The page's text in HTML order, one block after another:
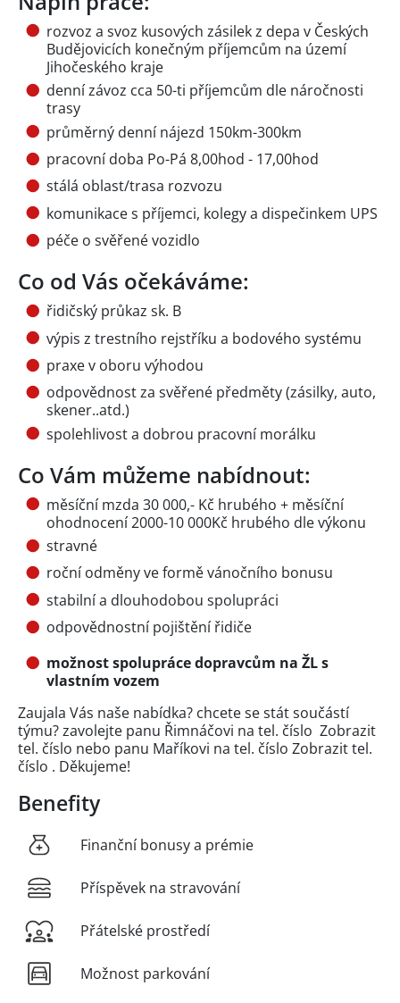
rozvoz a svoz kusových zásilek z depa v Českých
Budějovicích konečným příjemcům na území
Jihočeského kraje
denní závoz cca 50-ti příjemcům dle náročnosti
trasy
průměrný denní nájezd 150km-300km
pracovní doba Po-Pá 8,00hod - 17,00hod
stálá oblast/trasa rozvozu
komunikace s příjemci, kolegy a dispečinkem UPS
péče o svěřené vozidlo
Co od Vás očekáváme:
řidičský průkaz sk. B
výpis z trestního rejstříku a bodového systému
praxe v oboru výhodou
odpovědnost za svěřené předměty (zásilky, auto,
skener..atd.)
spolehlivost a dobrou pracovní morálku
Co Vám můžeme nabídnout:
měsíční mzda 30 000,- Kč hrubého + měsíční
ohodnocení 2000-10 000Kč hrubého dle výkonu
stravné
roční odměny ve formě vánočního bonusu
stabilní a dlouhodobou spolupráci
odpovědnostní pojištění řidiče
možnost spolupráce dopravcům na ŽL s
vlastním vozem
Zaujala Vás naše nabídka? chcete se stát součástí
týmu? zavolejte panu Řimnáčovi na tel. číslo Zobrazit
tel. číslo nebo panu Maříkovi na tel. číslo Zobrazit tel.
číslo . Děkujeme!
Benefity
Finanční bonusy a prémie
Příspěvek na stravování
Přátelské prostředí
Možnost parkování